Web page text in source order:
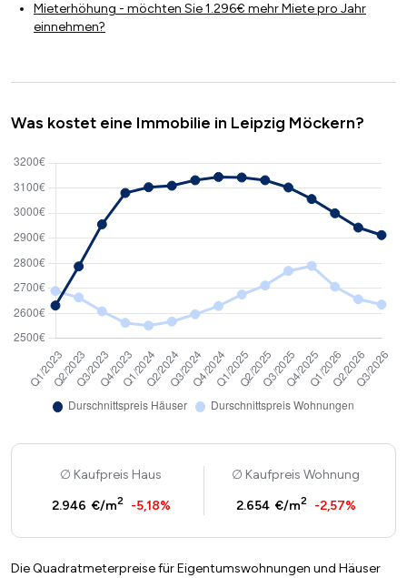
Mieterhöhung - möchten Sie 1.296€ mehr Miete pro Jahr
einnehmen?
Was kostet eine Immobilie in Leipzig Möckern?
Kaufpreis Haus
2.946 €/m2 -5,18%
Kaufpreis Wohnung
2.654 €/m2 -2,57%
Die Quadratmeterpreise für Eigentumswohnungen und Häuser